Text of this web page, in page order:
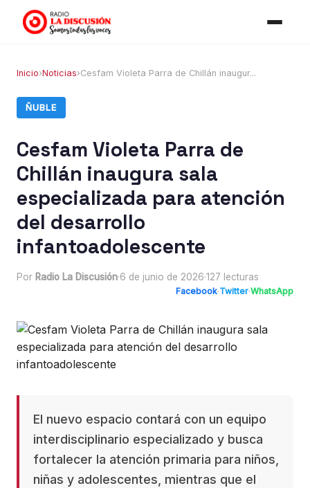
Inicio›Noticias›Cesfam Violeta Parra de Chillán inaugur...
ÑUBLE
Cesfam Violeta Parra de
Chillán inaugura sala
especializada para atención
del desarrollo
infantoadolescente
Por Radio La Discusión·6 de junio de 2026·127 lecturas
Facebook·Twitter·WhatsApp
El nuevo espacio contará con un equipo
interdisciplinario especializado y busca
fortalecer la atención primaria para niños,
niñas y adolescentes, mientras que el